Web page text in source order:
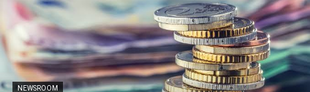
NEWSROOM